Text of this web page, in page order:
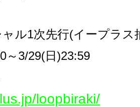
ル1次先行(イープラス
～ 3/29(日 )23:59
loopbiraki/